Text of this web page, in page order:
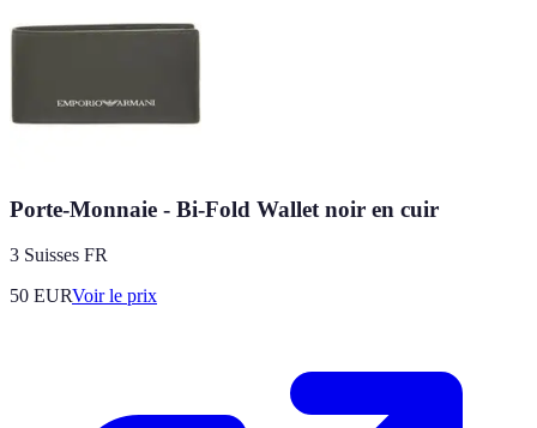
Porte-Monnaie - Bi-Fold Wallet noir en cuir
3 Suisses FR
50 EURVoir le prix